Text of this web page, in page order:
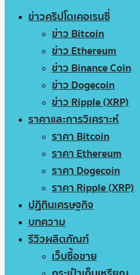
ข่าวคริปโตเคอเรนซี่
ข่าว Bitcoin
ข่าว Ethereum
ข่าว Binance Coin
ข่าว Dogecoin
ข่าว Ripple (XRP)
ราคาและการวิเคราะห์
ราคา Bitcoin
ราคา Ethereum
ราคา Dogecoin
ราคา Ripple (XRP)
ปฏิทินเศรษฐกิจ
บทความ
รีวิวผลิตภัณฑ์
เว็บซื้อขาย